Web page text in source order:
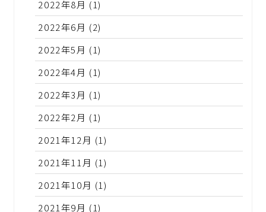
2022年8月 (1)
2022年6月 (2)
2022年5月 (1)
2022年4月 (1)
2022年3月 (1)
2022年2月 (1)
2021年12月 (1)
2021年11月 (1)
2021年10月 (1)
2021年9月 (1)